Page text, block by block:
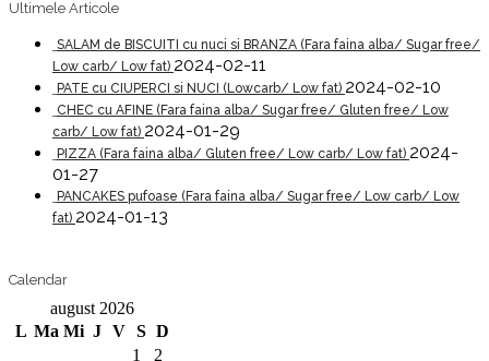
Ultimele Articole
SALAM de BISCUITI cu nuci si BRANZA (Fara faina alba/ Sugar free/
Low carb/ Low fat) 2024-02-11
PATE cu CIUPERCI si NUCI (Lowcarb/ Low fat) 2024-02-10
CHEC cu AFINE (Fara faina alba/ Sugar free/ Gluten free/ Low
carb/ Low fat) 2024-01-29
PIZZA (Fara faina alba/ Gluten free/ Low carb/ Low fat) 2024-
01-27
PANCAKES pufoase (Fara faina alba/ Sugar free/ Low carb/ Low
fat) 2024-01-13
Calendar
august 2026
L Ma Mi J V S D
1
2